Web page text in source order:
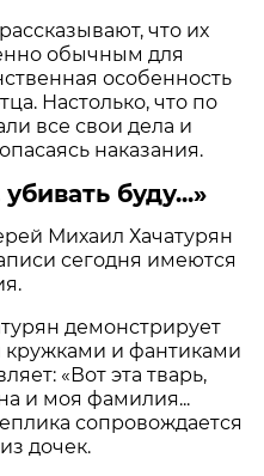
что их
обычным для
особенность
Настолько, что по
все свои дела и
наказания.
буду...»
Михаил Хачатурян
сегодня имеются
демонстрирует
кружками и фантиками
«Вот эта тварь,
и моя фамилия...
сопровождается
дочек.